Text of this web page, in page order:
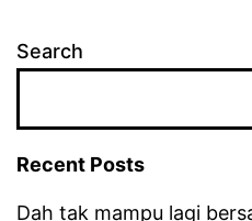
Search
Recent Posts
Dah tak mampu lagi